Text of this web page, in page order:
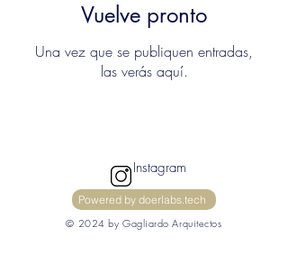
Vuelve pronto
Una vez que se publiquen entradas,
las verás aquí.
Powered by doerlabs.tech
Instagram
© 2024 by Gagliardo Arquitectos